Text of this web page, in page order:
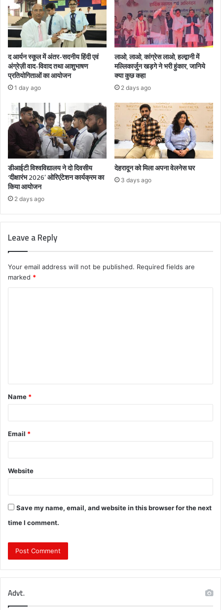
द आर्यन स्कूल में अंतर-सदनीय हिंदी एवं
अंग्रेज़ी वाद-विवाद तथा आशुभाषण
प्रतियोगिताओं का आयोजन
1 day ago
लाओ, लाओ, कांग्रेस लाओ, हल्द्वानी में
मल्लिकार्जुन खड़गे ने भरी हुंकार, जानिये
क्या कुछ कहा
2 days ago
डीआईटी विश्वविद्यालय ने दो दिवसीय
‘दीक्षारंभ 2026’ ओरिएंटेशन कार्यक्रम का
किया आयोजन
2 days ago
देहरादून को मिला अपना वेलनेस घर
3 days ago
Leave a Reply
Your email address will not be published. Required fields are
marked *
t
*
Name *
Email *
Website
Save my name, email, and website in this browser for the next
time I comment.
Advt.